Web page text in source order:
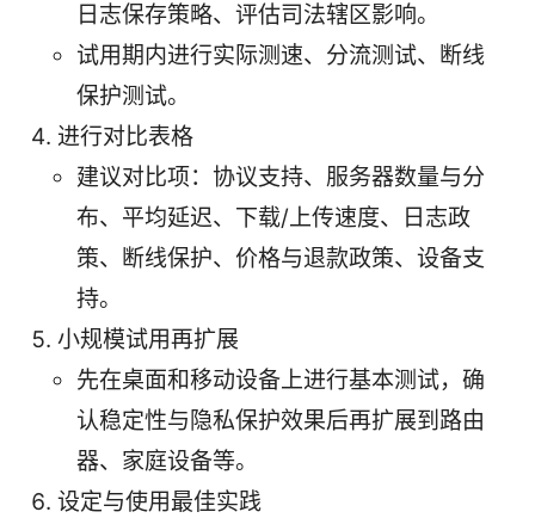
日志保存策略、评估司法辖区影响。
试用期内进行实际测速、分流测试、断线
保护测试。
进行对比表格
建议对比项：协议支持、服务器数量与分
布、平均延迟、下载/上传速度、日志政
策、断线保护、价格与退款政策、设备支
持。
小规模试用再扩展
先在桌面和移动设备上进行基本测试，确
认稳定性与隐私保护效果后再扩展到路由
器、家庭设备等。
设定与使用最佳实践